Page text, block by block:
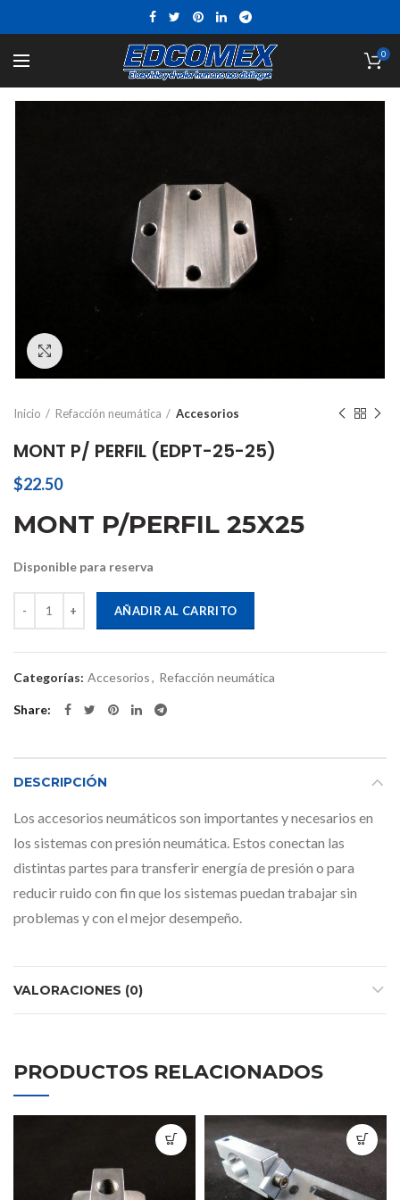
0
Inicio Refacción neumática Accesorios
MONT P/ PERFIL (EDPT-25-25)
$22.50
MONT P/PERFIL 25X25
Disponible para reserva
AÑADIR AL CARRITO
Categorías: Accesorios, Refacción neumática
Share
DESCRIPCIÓN
Los accesorios neumáticos son importantes y necesarios en
los sistemas con presión neumática. Estos conectan las
distintas partes para transferir energía de presión o para
reducir ruido con fin que los sistemas puedan trabajar sin
problemas y con el mejor desempeño.
VALORACIONES (0)
PRODUCTOS RELACIONADOS